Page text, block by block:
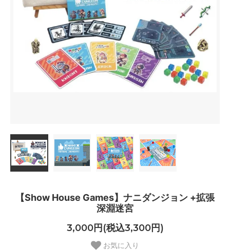
【Show House Games】ナニダンジョン +拡張
深淵迷宮
3,000円(税込3,300円)
お気に入り